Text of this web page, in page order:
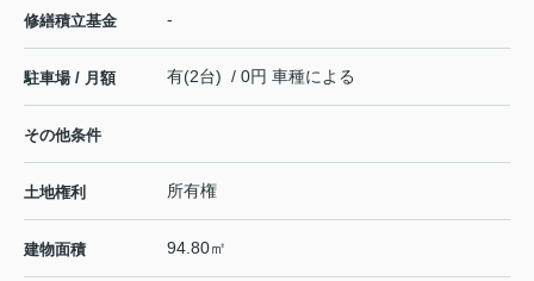
修繕積立基金 -
駐車場 / 月額 有(2台) / 0円 車種による
その他条件
土地権利 所有権
建物面積 94.80㎡